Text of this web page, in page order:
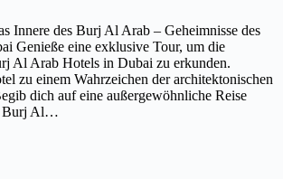
Innere des Burj Al Arab – Geheimnisse des
Genieße eine exklusive Tour, um die
Al Arab Hotels in Dubai zu erkunden.
zu einem Wahrzeichen der architektonischen
dich auf eine außergewöhnliche Reise
Burj Al…